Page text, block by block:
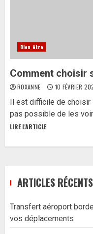
Bien être
Comment choisir
ROXANNE 10 FÉVRIER
Il est difficile de choisir
pas possible de les
LIRE L'ARTICLE
ARTICLES RÉCENTS
Transfert aéroport
vos déplacements